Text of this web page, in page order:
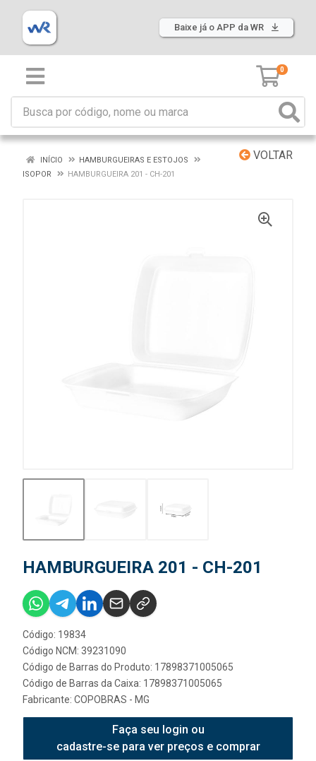
Baixe já o APP da WR
0
VOLTAR
INÍCIO
HAMBURGUEIRAS E ESTOJOS
ISOPOR
HAMBURGUEIRA 201 - CH-201
HAMBURGUEIRA 201 - CH-201
Código: 19834
Código NCM: 39231090
Código de Barras do Produto: 17898371005065
Código de Barras da Caixa: 17898371005065
Fabricante: COPOBRAS - MG
Faça seu login ou
cadastre-se para ver preços e comprar